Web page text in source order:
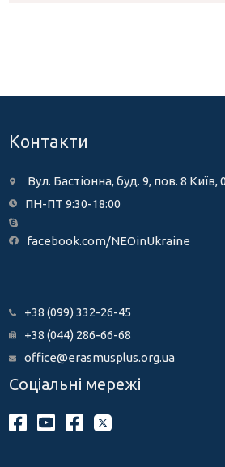
Контакти
Вул. Бастіонна, буд. 9, пов. 8 Київ,
ПН-ПТ 9:30-18:00
facebook.com/NEOinUkraine
+38 (099) 332-26-45
+38 (044) 286-66-68
office@erasmusplus.org.ua
Соціальні мережі